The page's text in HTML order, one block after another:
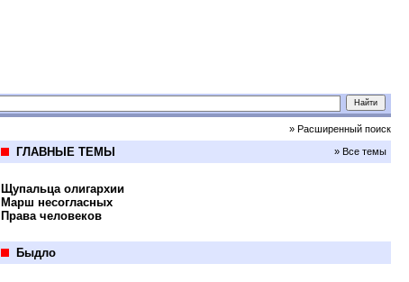
» Расширенный поиск
ГЛАВНЫЕ ТЕМЫ » Все темы
Щупальца олигархии
Марш несогласных
Права человеков
Быдло